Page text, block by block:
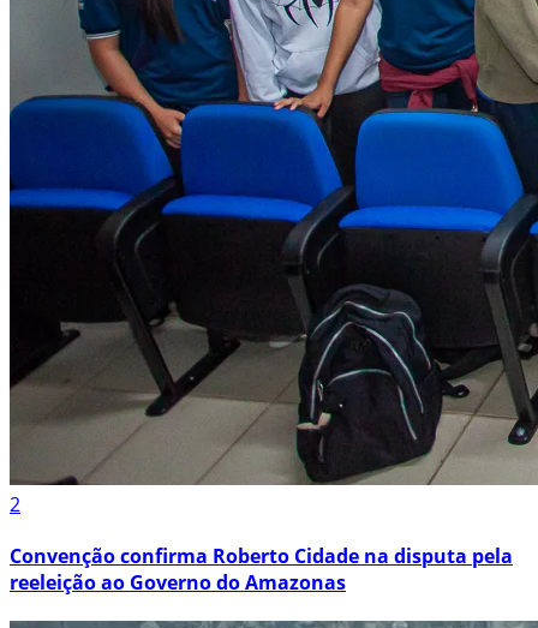
2
Convenção confirma Roberto Cidade na disputa pela
reeleição ao Governo do Amazonas